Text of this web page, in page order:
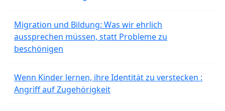
Migration und Bildung: Was wir ehrlich
aussprechen müssen, statt Probleme zu
beschönigen
Wenn Kinder lernen, ihre Identität zu verstecken :
Angriff auf Zugehörigkeit